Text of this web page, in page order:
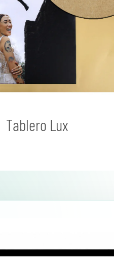
Tablero Lux